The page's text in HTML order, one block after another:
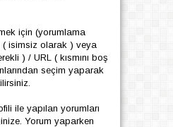
için (yorumlama
( isimsiz olarak ) veya
) / URL ( kısmını boş
seçim yaparak
ile yapılan yorumları
Yorum yaparken